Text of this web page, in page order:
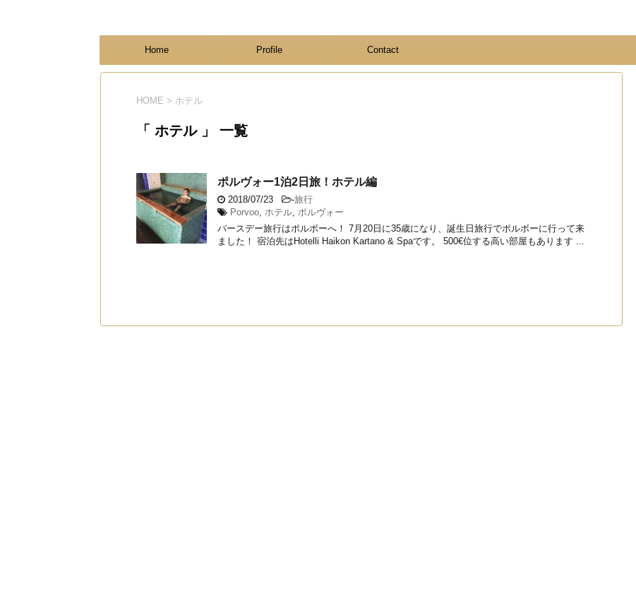
Home Profile Contact
HOME > ホテル
「 ホテル 」 一覧
ポルヴォー1泊2日旅！ホテル編
2018/07/23 -旅行
Porvoo, ホテル, ポルヴォー
バースデー旅行はポルボーへ！ 7月20日に35歳になり、誕生日旅行でポルボーに行って来
ました！ 宿泊先はHotelli Haikon Kartano & Spaです。 500€位する高い部屋もあります ...